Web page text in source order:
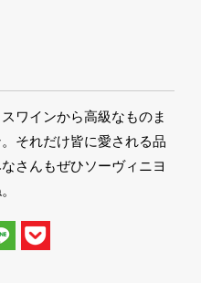
ワインから高級なものま
それだけ皆に愛される品
さんもぜひソーヴィニヨ